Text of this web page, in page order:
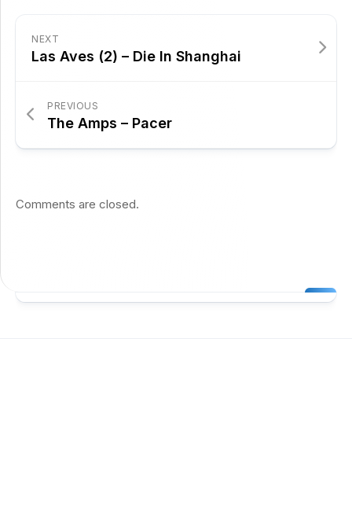
NEXT
Las Aves (2) – Die In Shanghai
PREVIOUS
The Amps – Pacer
Comments are closed.